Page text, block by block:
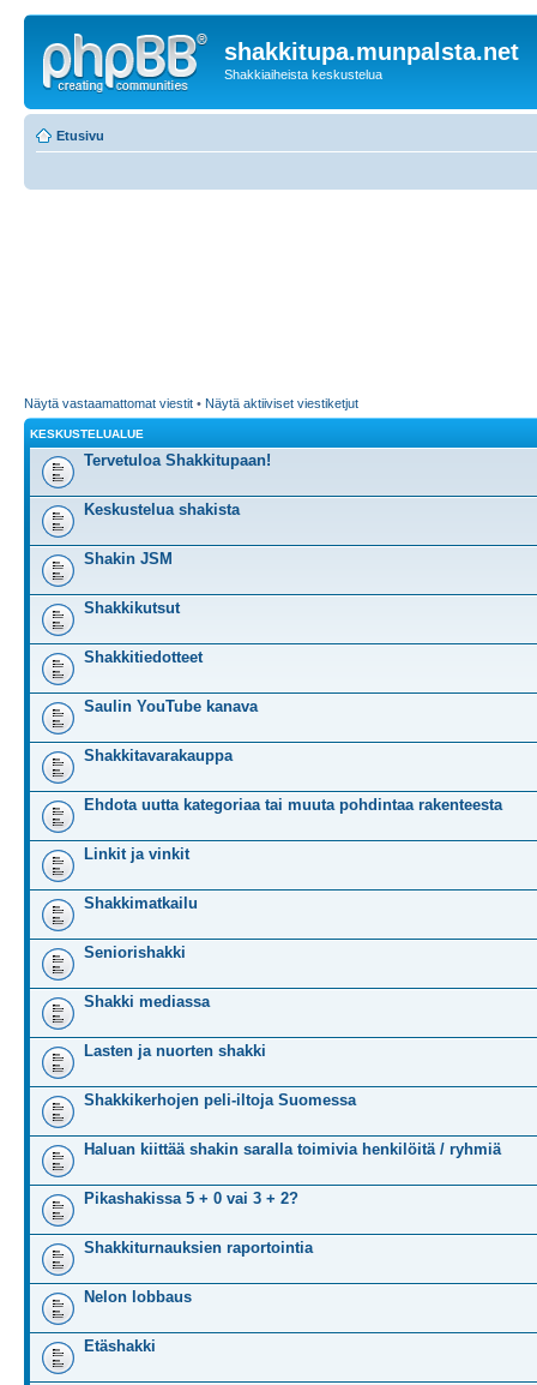
shakkitupa.munpalsta.net
Shakkiaiheista keskustelua
Etusivu
Näytä vastaamattomat viestit • Näytä aktiiviset viestiketjut
KESKUSTELUALUE
Tervetuloa Shakkitupaan!
Keskustelua shakista
Shakin JSM
Shakkikutsut
Shakkitiedotteet
Saulin YouTube kanava
Shakkitavarakauppa
Ehdota uutta kategoriaa tai muuta pohdintaa rakenteesta
Linkit ja vinkit
Shakkimatkailu
Seniorishakki
Shakki mediassa
Lasten ja nuorten shakki
Shakkikerhojen peli-iltoja Suomessa
Haluan kiittää shakin saralla toimivia henkilöitä / ryhmiä
Pikashakissa 5 + 0 vai 3 + 2?
Shakkiturnauksien raportointia
Nelon lobbaus
Etäshakki